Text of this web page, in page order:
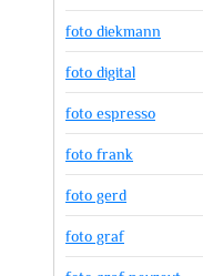
foto diekmann
foto digital
foto espresso
foto frank
foto gerd
foto graf